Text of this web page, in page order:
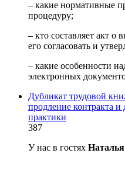
– какие нормативные
процедуру;
– кто составляет акт
его согласовать и
– какие особенности
электронных
Дубликат трудовой
продление контракта
практики
387
У нас в гостях